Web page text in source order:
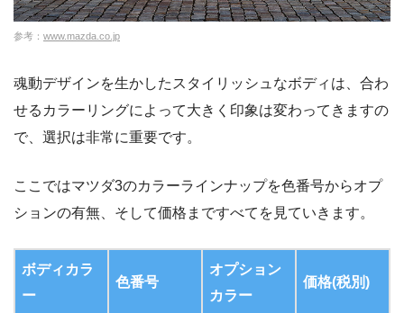
参考： www.mazda.co.jp
魂動デザインを生かしたスタイリッシュなボディは、合わ
せるカラーリングによって大きく印象は変わってきますの
で、選択は非常に重要です。
ここではマツダ3のカラーラインナップを色番号からオプ
ションの有無、そして価格まですべてを見ていきます。
ボディカラ
ー
色番号
オプション
カラー
価格(税別)